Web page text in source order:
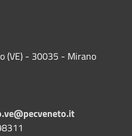
(VE) - 30035 - Mirano